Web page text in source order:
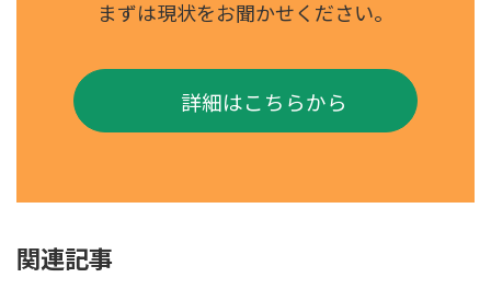
まずは現状をお聞かせください。
詳細はこちらから
関連記事